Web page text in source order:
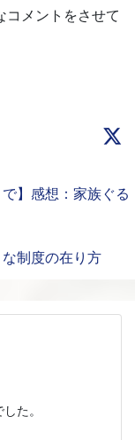
コメントをさせて
】感想：家族ぐる
制度の在り方
た。